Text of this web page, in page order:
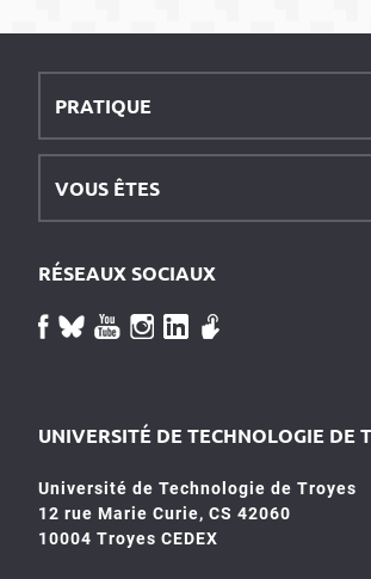
PRATIQUE
VOUS ÊTES
RÉSEAUX SOCIAUX
UNIVERSITÉ DE TECHNOLOGIE DE
Université de Technologie de Troyes
12 rue Marie Curie, CS 42060
10004 Troyes CEDEX